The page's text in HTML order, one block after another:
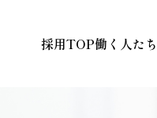
採用TOP働く人たち